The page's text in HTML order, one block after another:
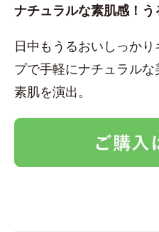
ナチュラルな素肌感！
日中もうるおいしっか
プで手軽にナチュラル
素肌を演出。